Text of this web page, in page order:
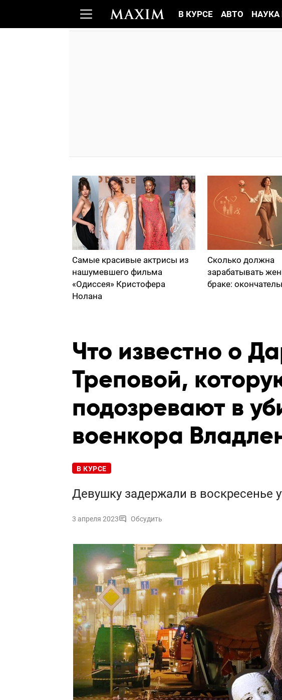
В КУРСЕ АВТО НАУКА
Самые красивые актрисы из
нашумевшего фильма
«Одиссея» Кристофера
Нолана
Сколько должна
зарабатывать
браке:
Что известно о
Треповой,
подозревают в
военкора
В КУРСЕ
Девушку задержали в воскресенье
3 апреля 2023 Обсудить